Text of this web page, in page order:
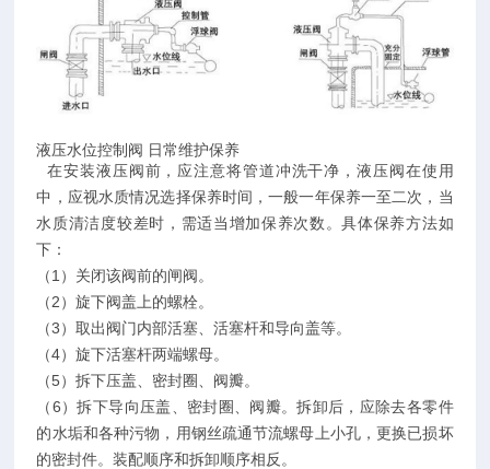
液压水位控制阀 日常维护保养
在安装液压阀前，应注意将管道冲洗干净，液压阀在使用
中，应视水质情况选择保养时间，一般一年保养一至二次，当
水质清洁度较差时，需适当增加保养次数。具体保养方法如
下：
（1）关闭该阀前的闸阀。
（2）旋下阀盖上的螺栓。
（3）取出阀门内部活塞、活塞杆和导向盖等。
（4）旋下活塞杆两端螺母。
（5）拆下压盖、密封圈、阀瓣。
（6）拆下导向压盖、密封圈、阀瓣。拆卸后，应除去各零件
的水垢和各种污物，用钢丝疏通节流螺母上小孔，更换已损坏
的密封件。装配顺序和拆卸顺序相反。